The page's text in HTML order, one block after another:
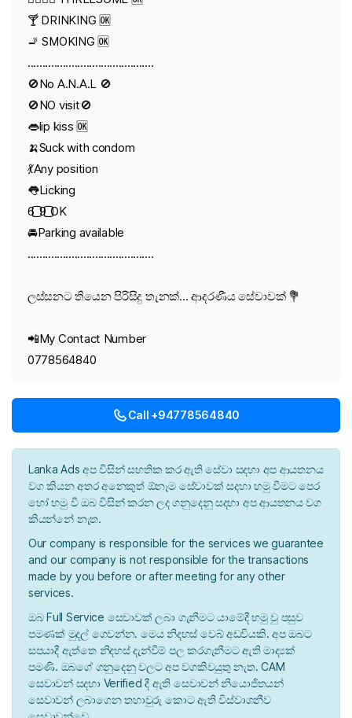
🍸 DRINKING 🆗
🚬 SMOKING 🆗
...........................................
🚫No A.N.A.L 🚫
🚫NO visit🚫
👄lip kiss 🆗
🍌Suck with condom
💃Any position
👅Licking
6️⃣9️⃣OK
🚘Parking available
...........................................
ලස්සනට තියෙන පිරිසිදු තැනක්... ආදරණීය සේවාවක් 💐
📲My Contact Number
0778564840
Call +94778564840
Lanka Ads අප විසින් සහතික කර ඇති සේවා සදහා අප ආයතනය
වග කියන අතර අනෙකුත් ඕනෑම සේවාවක් සදහා හමු වීමට පෙර
හෝ හමු වී ඔබ විසින් කරන ලද ගනුදෙනු සදහා අප ආයතනය වග
කියන්නේ නැත.
Our company is responsible for the services we guarantee
and our company is not responsible for the transactions
made by you before or after meeting for any other
services.
ඔබ Full Service සෙවාවක් ලබා ගැනීමට යාමේදී හමු වු පසුව
පමණක් මුදල් ගෙවන්න. මෙය නිදහස් වෙබ් අඩවියකි. අප ඔබට
සපයාදී ඇත්තෙ නිදහස් දැන්වීම් පල කරගැනීමට ඇති මාද්‍යක්
පමණි. ඔබගේ ගනුදෙනු වලට අප වගකිවයුතු නැත. CAM
සෙවාවන් සදහා Verified දී ඇති සෙවාවන් නියොජිතයන්
සෙවාවන් ලබාගෙන තහාවුරු කොට ඇති විස්වාශනීව